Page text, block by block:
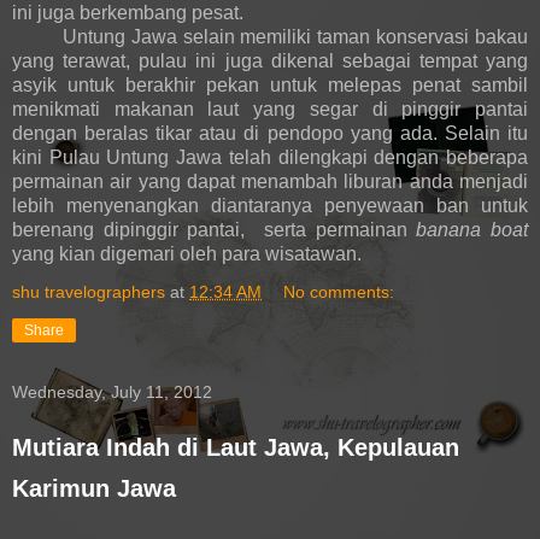
ini juga berkembang pesat.
Untung Jawa selain memiliki taman konservasi bakau
yang terawat, pulau ini juga dikenal sebagai tempat yang
asyik untuk berakhir pekan untuk melepas penat sambil
menikmati makanan laut yang segar di pinggir pantai
dengan beralas tikar atau di pendopo yang ada. Selain itu
kini Pulau Untung Jawa telah dilengkapi dengan beberapa
permainan air yang dapat menambah liburan anda menjadi
lebih menyenangkan diantaranya penyewaan ban untuk
berenang dipinggir pantai, serta permainanbanana boat
yang kian digemari oleh para wisatawan.
shu travelographers at 12:34 AM No comments:
Share
Wednesday, July 11, 2012
Mutiara Indah di Laut Jawa, Kepulauan
Karimun Jawa